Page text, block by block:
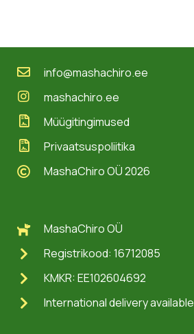
MashaChiro OÜ
Registrikood: 16712085
KMKR: EE102604692
International delivery available
info@mashachiro.ee
mashachiro.ee
Müügitingimused
Privaatsuspoliitika
MashaChiro OÜ 2026